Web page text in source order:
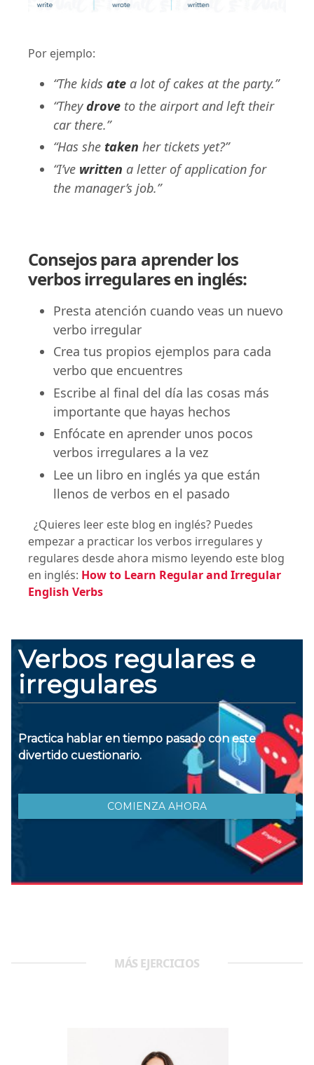
Por ejemplo:
“The kids ate a lot of cakes at the party.”
“Theydrove to the airport and left their
car there.”
“Has she taken her tickets yet?”
“I’ve written a letter of application for
the manager’s job.”
Consejos para aprender los
verbos irregulares en inglés:
Presta atención cuando veas un nuevo
verbo irregular
Crea tus propios ejemplos para cada
verbo que encuentres
Escribe al final del día las cosas más
importante que hayas hechos
Enfócate en aprender unos pocos
verbos irregulares a la vez
Lee un libro en inglés ya que están
llenos de verbos en el pasado
¿Quieres leer este blog en inglés? Puedes
empezar a practicar los verbos irregulares y
regulares desde ahora mismo leyendo este blog
en inglés: How to Learn Regular and Irregular
English Verbs
MÁS EJERCICIOS